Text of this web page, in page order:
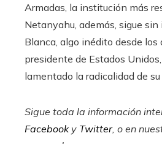
Armadas, la institución más
Netanyahu, además, sigue
Blanca, algo inédito desde los
presidente de Estados
lamentado la radicalidad de su
Sigue toda la información
Facebooky Twitter, o en